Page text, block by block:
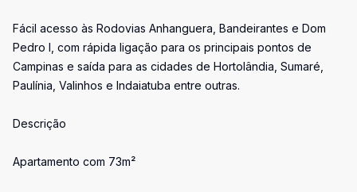
Fácil acesso às Rodovias Anhanguera, Bandeirantes e Dom
Pedro I, com rápida ligação para os principais pontos de
Campinas e saída para as cidades de Hortolândia, Sumaré,
Paulínia, Valinhos e Indaiatuba entre outras.
Descrição
Apartamento com 73m²